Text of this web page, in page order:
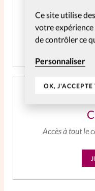
Ce site utilise
votre
de contrôler ce
Personnaliser
OK, J'ACCEPTE
Accès à
Accès à tout le